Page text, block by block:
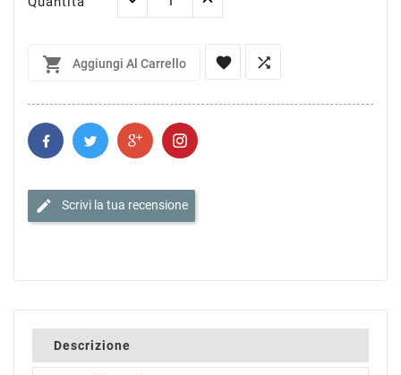
 Aggiungi Al Carrello  
edit Scrivi la tua recensione
Descrizione